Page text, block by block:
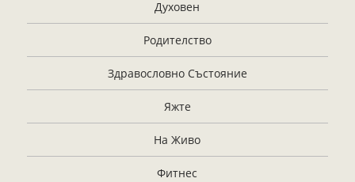
Духовен
Родителство
Здравословно Състояние
Яжте
На Живо
Фитнес